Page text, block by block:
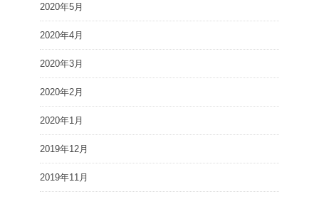
2020年5月
2020年4月
2020年3月
2020年2月
2020年1月
2019年12月
2019年11月